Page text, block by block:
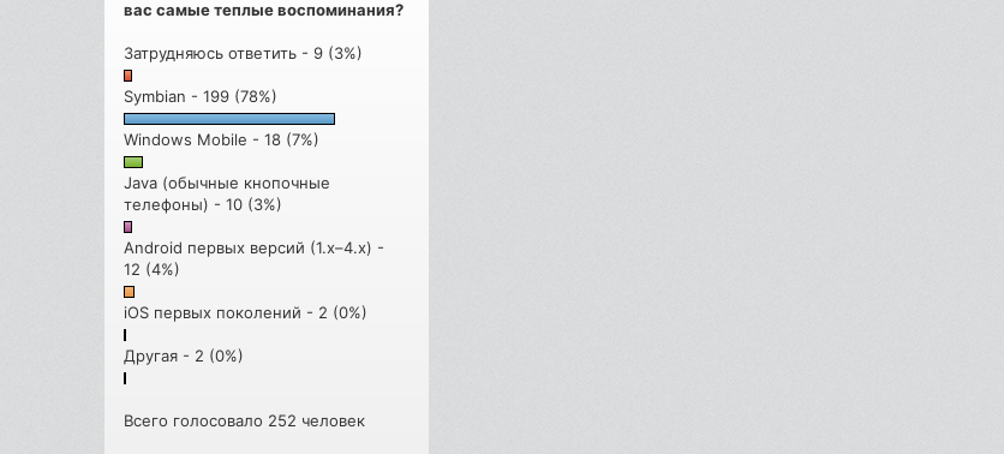
вас самые теплые воспоминания?
Затрудняюсь ответить - 9 (3%)
Symbian - 199 (78%)
Windows Mobile - 18 (7%)
Java (обычные кнопочные
телефоны) - 10 (3%)
Android первых версий (1.x–4.x) -
12 (4%)
iOS первых поколений - 2 (0%)
Другая - 2 (0%)
Всего голосовало 252 человек